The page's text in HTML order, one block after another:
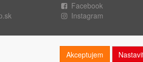
Facebook
Instagram
Akceptujem